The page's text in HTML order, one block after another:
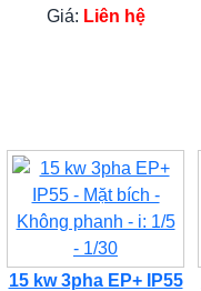
Giá: Liên hệ
15 kw 3pha EP+ IP55